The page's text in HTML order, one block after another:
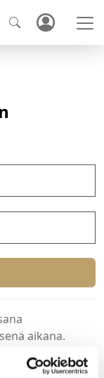
aikana.
suunnattuun